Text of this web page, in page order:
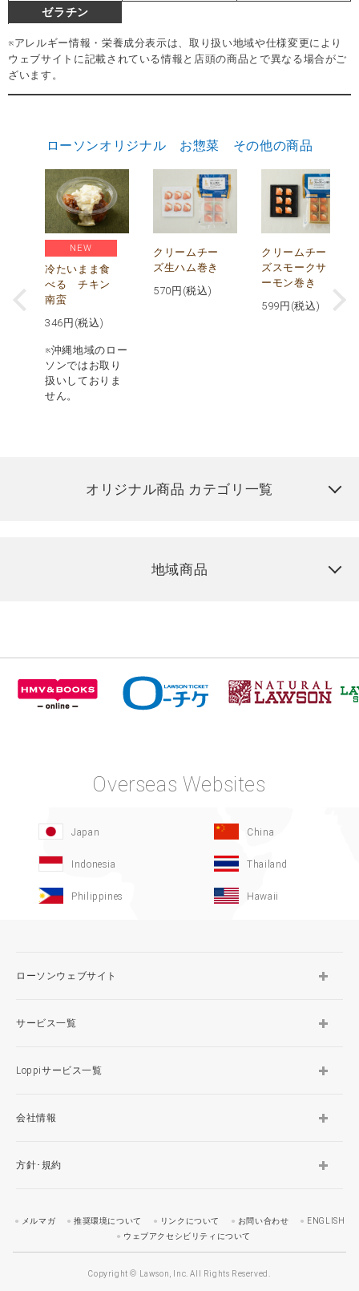
ゼラチン
※アレルギー情報・栄養成分表示は、取り扱い地域や仕様変更により
ウェブサイトに記載されている情報と店頭の商品とで異なる場合がご
ざいます。
ローソンオリジナル お惣菜 その他の商品
NEW
冷たいまま食
べる チキン
南蛮
346 円(税込)
※沖縄地域のロー
ソンではお取り
扱いしておりま
せん。
クリームチー
ズ生ハム巻き
570 円(税込)
クリームチー
ズスモークサ
ーモン巻き
599 円(税込)
オリジナル商品 カテゴリ一覧
地域商品
Overseas Websites
Japan China
Indonesia Thailand
Philippines Hawaii
ローソンウェブサイト
サービス一覧
Loppiサービス一覧
会社情報
方針･規約
メルマガ 推奨環境について リンクについて お問い合わせ
ENGLISH
ウェブアクセシビリティについて
Copyright © Lawson, Inc. All Rights Reserved.